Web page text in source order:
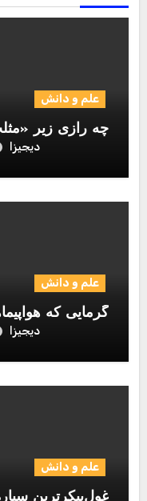
علم و دانش
چه رازی زیر
دیجیزا
علم و دانش
گرمایی که
دیجیزا
علم و دانش
غول‌پیکرترین